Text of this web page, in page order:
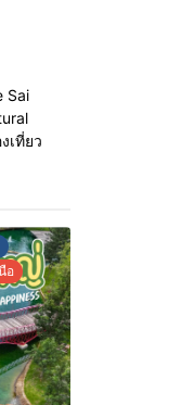
โกของ
Sai
เที่ยว
อ